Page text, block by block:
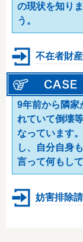
の現状を知り
う。
不在者財
9年前から隣家
れていて倒壊
なっています
し、自分自身
言って何もし
妨害排除